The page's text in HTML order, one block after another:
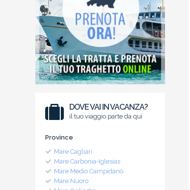
DOVE VAI IN VACANZA?
il tuo viaggio parte da qui
Province
Mare Cagliari
Mare Carbonia-Iglesias
Mare Medio Campidano
Mare Nuoro